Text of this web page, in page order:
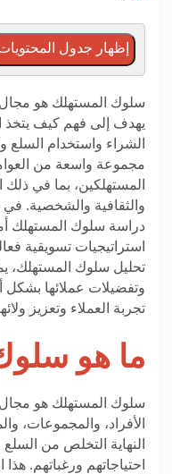
إظهار جدول
سلوك المستهلك هو مجال
يهدف إلى فهم كيف يتخذ
الشراء واستخدام السلع
مجموعة واسعة من
المستهلكين، بما في ذلك
والثقافية والشخصية. في
دراسة سلوك المستهلك
استراتيجيات تسويقية
تحليل سلوك المستهلك،
وتفضيلات عملائها
تجربة العملاء وتعزيز
ما هو
سلوك المستهلك هو مجال
الأفراد، والمجموعات،
النهاية التخلص من
احتياجاتهم ورغباتهم.